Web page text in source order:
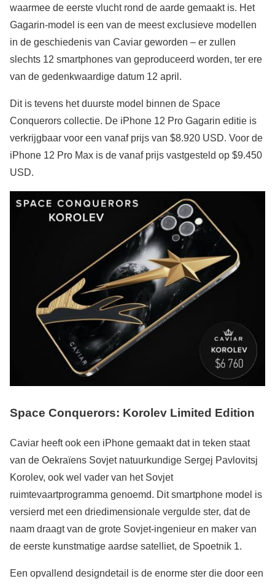
waarmee de eerste vlucht rond de aarde gemaakt is. Het
Gagarin-model is een van de meest exclusieve modellen
in de geschiedenis van Caviar geworden – er zullen
slechts 12 smartphones van geproduceerd worden, ter ere
van de gedenkwaardige datum 12 april.
Dit is tevens het duurste model binnen de Space
Conquerors collectie. De iPhone 12 Pro Gagarin editie is
verkrijgbaar voor een vanaf prijs van $8.920 USD. Voor de
iPhone 12 Pro Max is de vanaf prijs vastgesteld op $9.450
USD.
Space Conquerors: Korolev Limited Edition
Caviar heeft ook een iPhone gemaakt dat in teken staat
van de Oekraïens Sovjet natuurkundige Sergej Pavlovitsj
Korolev, ook wel vader van het Sovjet
ruimtevaartprogramma genoemd. Dit smartphone model is
versierd met een driedimensionale vergulde ster, dat ​​de
naam draagt van de grote Sovjet-ingenieur en maker van
de eerste kunstmatige aardse satelliet, de Spoetnik 1.
Een opvallend designdetail is de enorme ster die door een